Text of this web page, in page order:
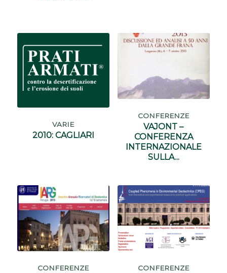
VARIE
2010: CAGLIARI
CONFERENZE
VAJONT –
CONFERENZA
INTERNAZIONALE
SULLA...
CONFERENZE CONFERENZE